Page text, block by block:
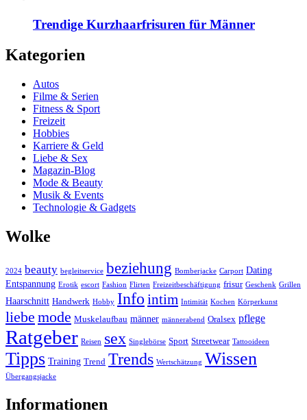
Trendige Kurzhaarfrisuren für Männer
Kategorien
Autos
Filme & Serien
Fitness & Sport
Freizeit
Hobbies
Karriere & Geld
Liebe & Sex
Magazin-Blog
Mode & Beauty
Musik & Events
Technologie & Gadgets
Wolke
2024 beauty begleitservice beziehung Bomberjacke Carport Dating
Entspannung Erotik escort Fashion Flirten Freizeitbeschäftigung frisur Geschenk Grillen
Haarschnitt Handwerk Hobby Info intim Intimität Kochen Körperkunst
liebe mode Muskelaufbau männer männerabend Oralsex pflege
Ratgeber Reisen sex Singlebörse Sport Streetwear Tattooideen
Tipps Training Trend Trends Wertschätzung Wissen
Übergangsjacke
Informationen